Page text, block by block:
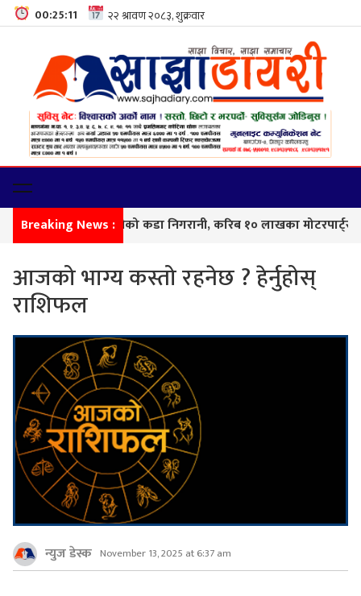
00:25:12
Breaking News :
सशस्त्र प्रहरीको कडा निगरानी, करिब १० लाखका मोटरपार्ट्स बरामद
आजको भाग्य कस्तो रहनेछ ? हेर्नुहोस्
राशिफल
न्युज डेस्क November 13, 2025 at 6:37 am